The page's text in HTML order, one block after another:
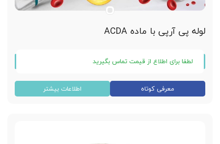
لوله پی آرپی با ماده ACDA
لوله خلا پی آر پی با مواد ضد انعقاد ACDA
لطفا برای اطلاع از قیمت تماس بگیرید
معرفی کوتاه اطلاعات بیشتر